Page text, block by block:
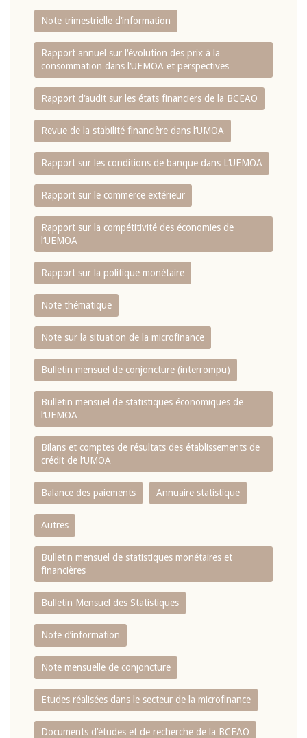
Note trimestrielle d‘information
Rapport annuel sur l‘évolution des prix à la
consommation dans l‘UEMOA et perspectives
Rapport d‘audit sur les états financiers de la BCEAO
Revue de la stabilité financière dans l‘UMOA
Rapport sur les conditions de banque dans L‘UEMOA
Rapport sur le commerce extérieur
Rapport sur la compétitivité des économies de
l‘UEMOA
Rapport sur la politique monétaire
Note thématique
Note sur la situation de la microfinance
Bulletin mensuel de conjoncture (interrompu)
Bulletin mensuel de statistiques économiques de
l‘UEMOA
Bilans et comptes de résultats des établissements de
crédit de l‘UMOA
Balance des paiements Annuaire statistique
Autres
Bulletin mensuel de statistiques monétaires et
financières
Bulletin Mensuel des Statistiques
Note d’information
Note mensuelle de conjoncture
Etudes réalisées dans le secteur de la microfinance
Documents d’études et de recherche de la BCEAO